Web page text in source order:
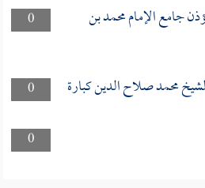
0
جامع الإمام محمد بن
0
محمد صلاح الدين كبارة
0